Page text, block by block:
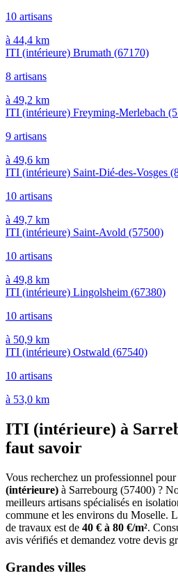
10 artisans
à 44,4 km
ITI (intérieure) Brumath (67170)
8 artisans
à 49,2 km
ITI (intérieure) Freyming-Merlebach
9 artisans
à 49,6 km
ITI (intérieure) Saint-Dié-des-Vosges
10 artisans
à 49,7 km
ITI (intérieure) Saint-Avold (57500)
10 artisans
à 49,8 km
ITI (intérieure) Lingolsheim (67380)
10 artisans
à 50,9 km
ITI (intérieure) Ostwald (67540)
10 artisans
à 53,0 km
ITI (intérieure) à
faut savoir
Vous recherchez un professionnel
(intérieure) à Sarrebourg (57400) ?
meilleurs artisans spécialisés en
commune et les environs du Moselle.
de travaux est de 40 € à 80 €/m².
avis vérifiés et demandez votre devis
Grandes villes